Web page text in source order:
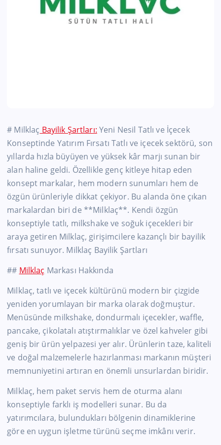
# Milklaç Bayilik Şartları: Yeni Nesil Tatlı ve İçecek
Konseptinde Yatırım Fırsatı Tatlı ve içecek sektörü, son
yıllarda hızla büyüyen ve yüksek kâr marjı sunan bir
alan haline geldi. Özellikle genç kitleye hitap eden
konsept markalar, hem modern sunumları hem de
özgün ürünleriyle dikkat çekiyor. Bu alanda öne çıkan
markalardan biri de **Milklaç**. Kendi özgün
konseptiyle tatlı, milkshake ve soğuk içecekleri bir
araya getiren Milklaç, girişimcilere kazançlı bir bayilik
fırsatı sunuyor. Milklaç Bayilik Şartları
## Milklaç Markası Hakkında
Milklaç, tatlı ve içecek kültürünü modern bir çizgide
yeniden yorumlayan bir marka olarak doğmuştur.
Menüsünde milkshake, dondurmalı içecekler, waffle,
pancake, çikolatalı atıştırmalıklar ve özel kahveler gibi
geniş bir ürün yelpazesi yer alır. Ürünlerin taze, kaliteli
ve doğal malzemelerle hazırlanması markanın müşteri
memnuniyetini artıran en önemli unsurlardan biridir.
Milklaç, hem paket servis hem de oturma alanı
konseptiyle farklı iş modelleri sunar. Bu da
yatırımcılara, bulundukları bölgenin dinamiklerine
göre en uygun işletme türünü seçme imkânı verir.